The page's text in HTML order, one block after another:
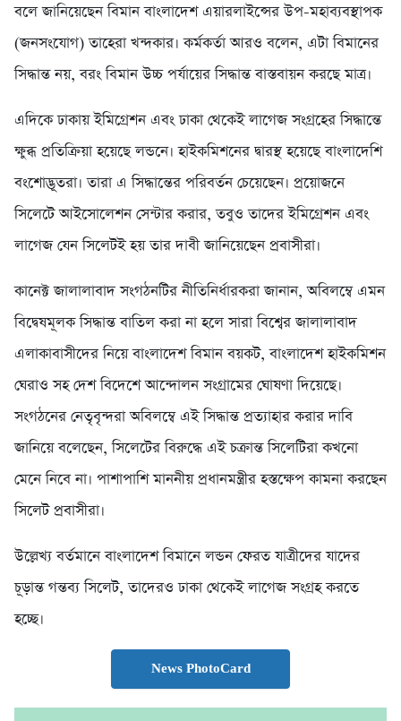
বলে জানিয়েছেন বিমান বাংলাদেশ এয়ারলাইন্সের উপ-মহাব্যবস্থাপক
(জনসংযোগ) তাহেরা খন্দকার। কর্মকর্তা আরও বলেন, এটা বিমানের
সিদ্ধান্ত নয়, বরং বিমান উচ্চ পর্যায়ের সিদ্ধান্ত বাস্তবায়ন করছে মাত্র।
এদিকে ঢাকায় ইমিগ্রেশন এবং ঢাকা থেকেই লাগেজ সংগ্রহের সিদ্ধান্তে
ক্ষুব্ধ প্রতিক্রিয়া হয়েছে লন্ডনে। হাইকমিশনের দ্বারস্থ হয়েছে বাংলাদেশি
বংশোদ্ভূতরা। তারা এ সিদ্ধান্তের পরিবর্তন চেয়েছেন। প্রয়োজনে
সিলেটে আইসোলেশন সেন্টার করার, তবুও তাদের ইমিগ্রেশন এবং
লাগেজ যেন সিলেটই হয় তার দাবী জা‌নি‌য়ে‌ছেন প্রবাসীরা।
কানেক্ট জালালাবাদ সংগঠনটির নী‌তি‌নির্ধারকরা জানান, অবিল‌ম্বে এমন
বি‌দ্বেষমূলক সিদ্ধান্ত বাতিল করা না হলে সারা বিশ্বের জালালাবাদ
এলাকাবাসীদের নিয়ে বাংলাদেশ বিমান বয়কট, বাংলাদেশ হাইকমিশন
ঘেরাও সহ দেশ বিদেশে আন্দোলন সংগ্রামের ঘোষণা দিয়েছে।
সংগঠনের নেতৃবৃন্দরা অবিলম্বে এই সিদ্ধান্ত প্রত্যাহার করার দাবি
জানিয়ে বলেছেন, সিলেটের বিরুদ্ধে এই চক্রান্ত সিলেটিরা কখনো
মেনে নিবে না। পাশাপাশি মাননীয় প্রধানমন্ত্রীর হস্তক্ষেপ কামনা করছেন
সিলেট প্রবাসীরা।
উল্লেখ্য বর্তমানে বাংলাদেশ বিমানে লন্ডন ফেরত যাত্রীদের যাদের
চূড়ান্ত গন্তব্য সিলেট, তাদেরও ঢাকা থেকেই লাগেজ সংগ্রহ করতে
হচ্ছে।
News PhotoCard